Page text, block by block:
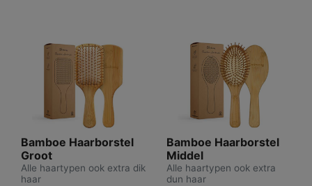
Bamboe Haarborstel
Groot
Alle haartypen ook extra dik
haar
Bamboe Haarborstel
Middel
Alle haartypen ook extra
dun haar